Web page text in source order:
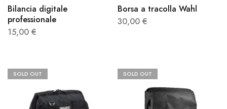
Bilancia digitale
professionale
15,00 €
Borsa a tracolla Wahl
30,00 €
SOLD OUT SOLD OUT